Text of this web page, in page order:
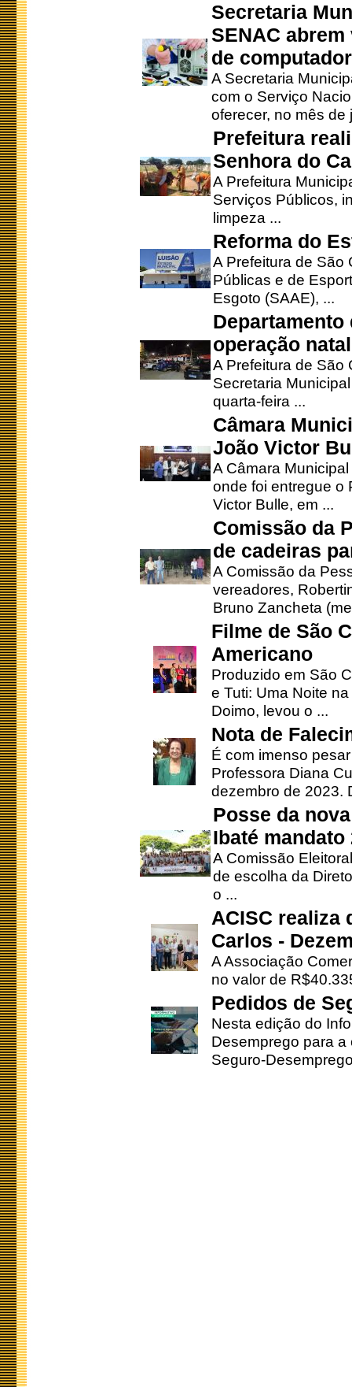
Secretaria
SENAC
de
A Secretaria
com o Serviço
oferecer, no mês de
Prefeitura
Senhora do
A Prefeitura
Serviços Públicos,
limpeza ...
Reforma do
A Prefeitura de São
Públicas e de
Esgoto (SAAE), ...
operação
A Prefeitura de São
Secretaria
quarta-feira ...
Câmara
João Victor
A Câmara
onde foi entregue o
Victor Bulle, em ...
Comissão da
de cadeiras
A Comissão da
vereadores,
Bruno Zancheta
Filme de São
Americano
Produzido em São
e Tuti: Uma Noite
Doimo, levou o ...
Nota de
É com imenso
Professora Diana
dezembro de 2023.
Posse da
Ibaté mandato
A Comissão
de escolha da
o ...
ACISC realiza
Carlos -
A Associação
no valor de
Pedidos de
Nesta edição do
Desemprego para
Seguro-